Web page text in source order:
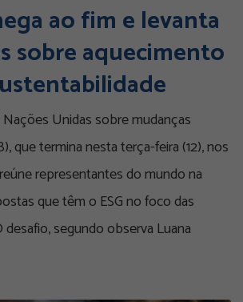
ao fim e levanta
sobre aquecimento
Unidas sobre mudanças
que termina nesta terça-feira (12), nos
representantes do mundo na
que têm o ESG no foco das
segundo observa Luana